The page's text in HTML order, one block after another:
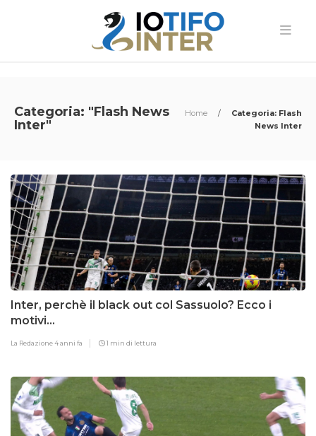
Categoria: "Flash News
Inter"
Home /
Categoria: Flash
News Inter
Inter, perchè il black out col Sassuolo? Ecco i
motivi…
La Redazione4 anni fa 1 min di lettura